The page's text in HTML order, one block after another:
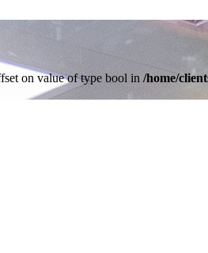
on value of type bool in /home/